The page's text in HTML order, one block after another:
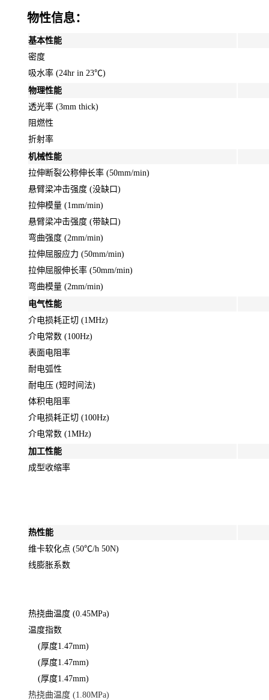
物性信息：
基本性能
密度
吸水率 (24hr in 23℃)
物理性能
透光率 (3mm thick)
阻燃性
折射率
机械性能
拉伸断裂公称伸长率 (50mm/min)
悬臂梁冲击强度 (没缺口)
拉伸模量 (1mm/min)
悬臂梁冲击强度 (带缺口)
弯曲强度 (2mm/min)
拉伸屈服应力 (50mm/min)
拉伸屈服伸长率 (50mm/min)
弯曲模量 (2mm/min)
电气性能
介电损耗正切 (1MHz)
介电常数 (100Hz)
表面电阻率
耐电弧性
耐电压 (短时间法)
体积电阻率
介电损耗正切 (100Hz)
介电常数 (1MHz)
加工性能
成型收缩率
热性能
维卡软化点 (50℃/h 50N)
线膨胀系数
热挠曲温度 (0.45MPa)
温度指数
(厚度1.47mm)
(厚度1.47mm)
(厚度1.47mm)
热挠曲温度 (1.80MPa)